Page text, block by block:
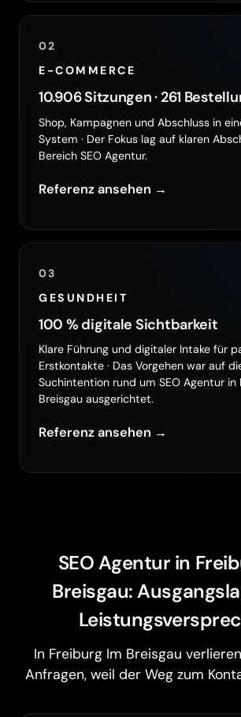
02
E-COMMERCE
10.906 Sitzungen · 261
Shop, Kampagnen und Abschluss in
System · Der Fokus lag auf klaren
Bereich SEO Agentur.
Referenz ansehen →
03
GESUNDHEIT
100 % digitale Sichtbarkeit
Klare Führung und digitaler Intake für
Erstkontakte · Das Vorgehen war auf
Suchintention rund um SEO Agentur in
Breisgau ausgerichtet.
Referenz ansehen →
SEO Agentur in
Breisgau:
In Freiburg Im Breisgau
Anfragen, weil der Weg zum